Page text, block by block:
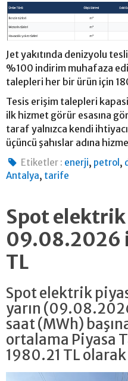
Jet yakıtında denizyolu
%100 indirim muhafaza
talepleri her bir ürün için
Tesis erişim talepleri
ilk hizmet görür esasına
taraf yalnızca kendi
üçüncü şahıslar adına
Etiketler : enerji, petrol ,
Antalya, tarife
Spot elektrik
09.08.2026
TL
Spot elektrik
yarın
saat (MWh)
ortalama Piyasa
1980.21 TL